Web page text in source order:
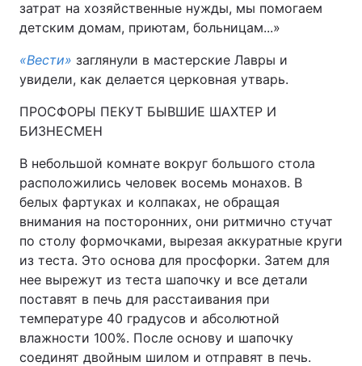
затрат на хозяйственные нужды, мы помогаем
детским домам, приютам, больницам...»
«Вести» заглянули в мастерские Лавры и
увидели, как делается церковная утварь.
ПРОСФОРЫ ПЕКУТ БЫВШИЕ ШАХТЕР И
БИЗНЕСМЕН
В небольшой комнате вокруг большого стола
расположились человек восемь монахов. В
белых фартуках и колпаках, не обращая
внимания на посторонних, они ритмично стучат
по столу формочками, вырезая аккуратные круги
из теста. Это основа для просфорки. Затем для
нее вырежут из теста шапочку и все детали
поставят в печь для расстаивания при
температуре 40 градусов и абсолютной
влажности 100%. После основу и шапочку
соединят двойным шилом и отправят в печь.